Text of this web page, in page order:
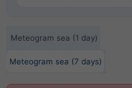
Meteogram sea (1 day)
Meteogram sea (7 days)